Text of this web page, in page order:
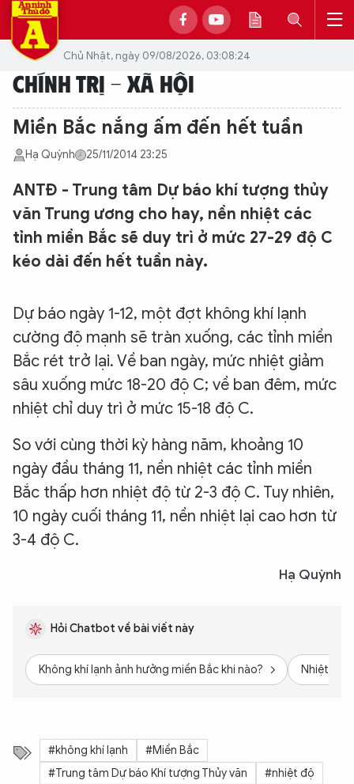
Chủ Nhật, ngày 09/08/2026, 03:08:24
CHÍNH TRỊ - XÃ HỘI
Miền Bắc nắng ấm đến hết tuần
Hạ Quỳnh 25/11/2014 23:25
ANTĐ - Trung tâm Dự báo khí tượng thủy
văn Trung ương cho hay, nền nhiệt các
tỉnh miền Bắc sẽ duy trì ở mức 27-29 độ C
kéo dài đến hết tuần này.
Dự báo ngày 1-12, một đợt không khí lạnh
cường độ mạnh sẽ tràn xuống, các tỉnh miền
Bắc rét trở lại. Về ban ngày, mức nhiệt giảm
sâu xuống mức 18-20 độ C; về ban đêm, mức
nhiệt chỉ duy trì ở mức 15-18 độ C.
So với cùng thời kỳ hàng năm, khoảng 10
ngày đầu tháng 11, nền nhiệt các tỉnh miền
Bắc thấp hơn nhiệt độ từ 2-3 độ C. Tuy nhiên,
10 ngày cuối tháng 11, nền nhiệt lại cao hơn từ
3-4 độ C.
Hạ Quỳnh
Hỏi Chatbot về bài viết này
Không khí lạnh ảnh hưởng miền Bắc khi nào? Nhiệt độ
#không khí lạnh
#Miền Bắc
#Trung tâm Dự báo Khí tượng Thủy văn
#nhiệt độ